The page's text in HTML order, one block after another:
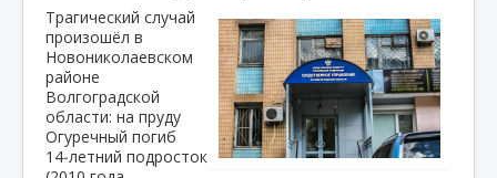
Трагический случай
произошёл в
Новониколаевском
районе
Волгоградской
области: на пруду
Огуречный погиб
14‑летний подросток